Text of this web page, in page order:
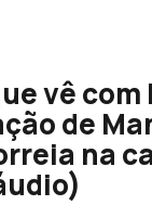
vê com
de
na